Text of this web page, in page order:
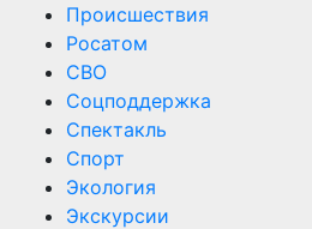
Происшествия
Росатом
СВО
Соцподдержка
Спектакль
Спорт
Экология
Экскурсии